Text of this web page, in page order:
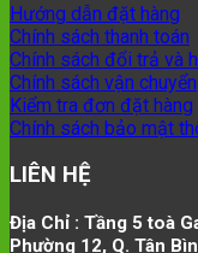
Hướng dẫn đặt hàng
Chính sách thanh toán
Chính sách đổi trả và
Chính sách vận chuyển
Kiểm tra đơn đặt hàng
Chính sách bảo mật
LIÊN HỆ
Địa Chỉ : Tầng 5 toà
Phường 12, Q. Tân